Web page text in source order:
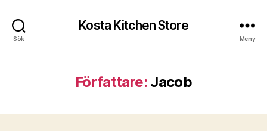
Sök
Kosta Kitchen Store
Meny
Författare: Jacob